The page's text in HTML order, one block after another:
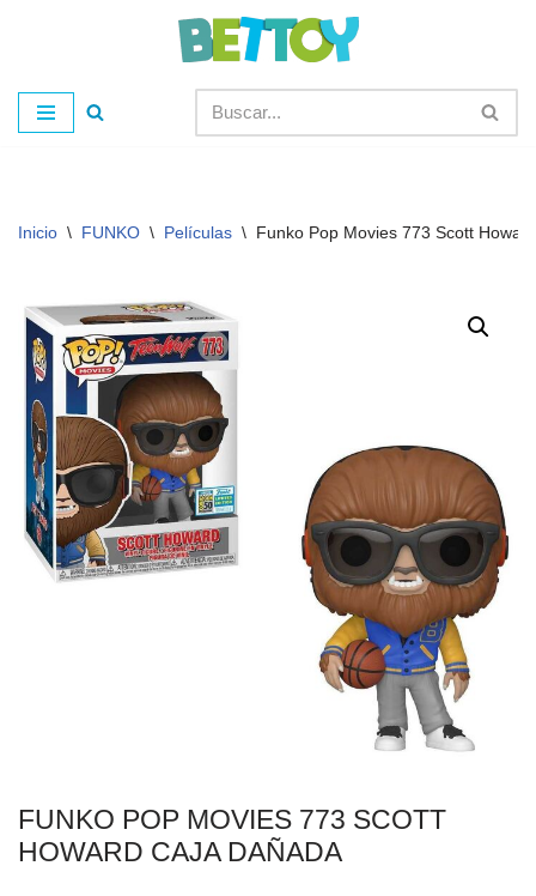
al
contenido
Inicio \ FUNKO \ Películas \ Funko Pop Movies 773 Scott
FUNKO POP MOVIES 773 SCOTT
HOWARD CAJA DAÑADA